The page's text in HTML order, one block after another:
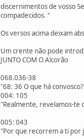
discernimentos de vosso
compadecidos. "
Os versos acima deixam
Um crente não pode
JUNTO COM O Alcorão
068.036-38
"68: 36 O que há
004: 105
"Realmente, revelamos-te
005: 043
"Por que recorrem a ti por